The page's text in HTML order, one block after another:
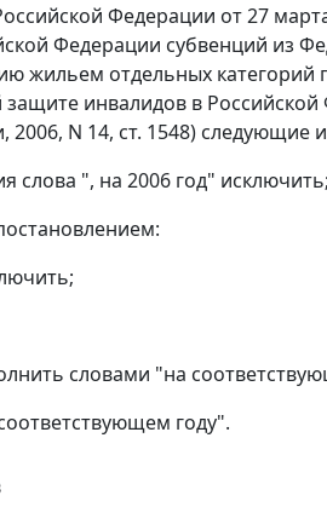
Федерации от 27
Федерации субвенций из
жильем отдельных категорий
инвалидов в
N 14, ст. 1548) следующие
слова ", на 2006 год" исключить;
словами "на
году".